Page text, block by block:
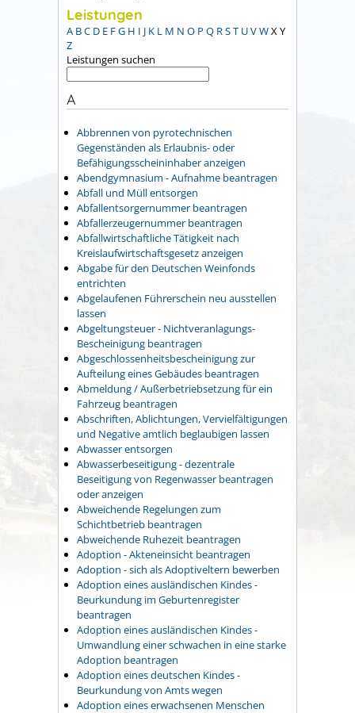
Leistungen
A BC D E FG H I J K L M N O P Q RST UVWXY
Z
Leistungen suchen
A
Abbrennen von pyrotechnischen
Gegenständen als Erlaubnis- oder
Befähigungsscheininhaber anzeigen
Abendgymnasium - Aufnahme beantragen
Abfall und Müll entsorgen
Abfallentsorgernummer beantragen
Abfallerzeugernummer beantragen
Abfallwirtschaftliche Tätigkeit nach
Kreislaufwirtschaftsgesetz anzeigen
Abgabe für den Deutschen Weinfonds
entrichten
Abgelaufenen Führerschein neu ausstellen
lassen
Abgeltungsteuer - Nichtveranlagungs-
Bescheinigung beantragen
Abgeschlossenheitsbescheinigung zur
Aufteilung eines Gebäudes beantragen
Abmeldung / Außerbetriebsetzung für ein
Fahrzeug beantragen
Abschriften, Ablichtungen, Vervielfältigungen
und Negative amtlich beglaubigen lassen
Abwasser entsorgen
Abwasserbeseitigung - dezentrale
Beseitigung von Regenwasser beantragen
oder anzeigen
Abweichende Regelungen zum
Schichtbetrieb beantragen
Abweichende Ruhezeit beantragen
Adoption - Akteneinsicht beantragen
Adoption - sich als Adoptiveltern bewerben
Adoption eines ausländischen Kindes -
Beurkundung im Geburtenregister
beantragen
Adoption eines ausländischen Kindes -
Umwandlung einer schwachen in eine starke
Adoption beantragen
Adoption eines deutschen Kindes -
Beurkundung von Amts wegen
Adoption eines erwachsenen Menschen